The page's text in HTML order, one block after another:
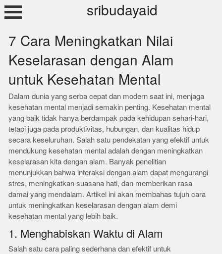
Skip
to
sribudayaid
7 Cara Meningkatkan Nilai
Keselarasan dengan Alam
untuk Kesehatan Mental
Dalam dunia yang serba cepat dan modern saat ini, menjaga
kesehatan mental menjadi semakin penting. Kesehatan mental
yang baik tidak hanya berdampak pada kehidupan sehari-hari,
tetapi juga pada produktivitas, hubungan, dan kualitas hidup
secara keseluruhan. Salah satu pendekatan yang efektif untuk
mendukung kesehatan mental adalah dengan meningkatkan
keselarasan kita dengan alam. Banyak penelitian
menunjukkan bahwa interaksi dengan alam dapat mengurangi
stres, meningkatkan suasana hati, dan memberikan rasa
damai yang mendalam. Artikel ini akan membahas tujuh cara
untuk meningkatkan keselarasan dengan alam demi
kesehatan mental yang lebih baik.
1. Menghabiskan Waktu di Alam
Salah satu cara paling sederhana dan efektif untuk